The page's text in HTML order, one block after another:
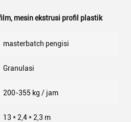
, mesin ekstrusi profil plastik
masterbatch pengisi
Granulasi
200-355 kg / jam
13 * 2,4 * 2,3 m